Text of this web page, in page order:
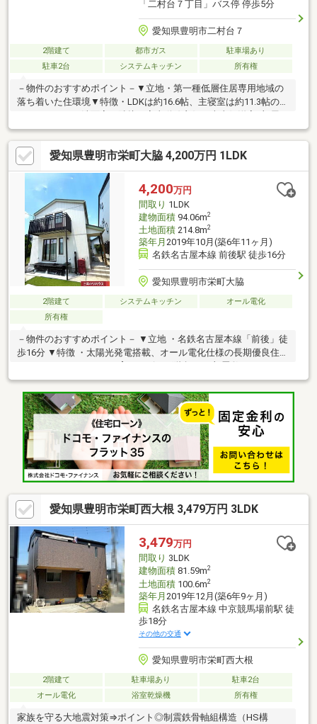
「二村台７丁目」バス停 停歩5分
愛知県豊明市二村台７
2階建て 都市ガス
駐車場あり
駐車2台
システムキッチン 所有権
－物件のおすすめポイント－▼立地・第一種低層住居専用地域の
落ち着いた住環境▼特徴・LDKは約16.6帖、主寝室は約11.3帖の広
一体利用も可能・ガーデニングが楽しめるお庭有・並列2台駐車可
能(車種による)・2026年2月キッチン交換／2020年1月給湯器交換
▼外装リフォーム履歴【2017年12月】外壁塗装工事【2017年7
月】シロアリ防除工事▼周辺環境・二村台小学校 徒歩4分(約
270m)■ ご希望の住まい探しをお手伝いします ━━━━━・・・
物件の詳細・ご相談はお気軽にお問い合わせください。
愛知県豊明市栄町大脇 4,200万円 1LDK
4,200万円
間取り 1LDK
建物面積94.06m2
土地面積214.8m2
築年月 2019年10月(築6年11ヶ月)
名鉄名古屋本線 前後駅 徒歩16分
愛知県豊明市栄町大脇
2階建て システムキッチン
オール電化
所有権
－物件のおすすめポイント－ ▼立地 ・名鉄名古屋本線「前後」徒
歩16分 ▼特徴 ・太陽光発電搭載、オール電化仕様の長期優良住宅
スペース約6.7帖を1階に配置 ・洋室は約13.8帖、大型ベッドも置
きやすい広さ ・WIC約2.4帖・納戸約2.1帖・パントリー等の収納
を配置 ・洗面室はカウンター付、家事効率に配慮 ・広々とした玄
関、多用途に活用可能な機能的な空間 ・蓄電池搭載あり ▼周辺環
境 ・ミニストップ豊明栄町店 徒歩7分(約510m)
愛知県豊明市栄町西大根 3,479万円 3LDK
3,479万円
間取り 3LDK
建物面積81.59m2
土地面積100.6m2
築年月 2019年12月(築6年9ヶ月)
名鉄名古屋本線 中京競馬場前駅 徒
歩18分
その他の交通
愛知県豊明市栄町西大根
2階建て 駐車場あり
駐車2台
オール電化
浴室乾燥機 所有権
家族を守る大地震対策⇒ポイント◎制震鉄骨軸組構造（HS構